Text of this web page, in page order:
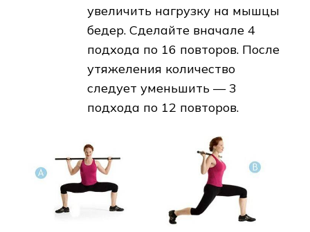
увеличить нагрузку на мышцы
бедер. Сделайте вначале 4
подхода по 16 повторов. После
утяжеления количество
следует уменьшить — 3
подхода по 12 повторов.